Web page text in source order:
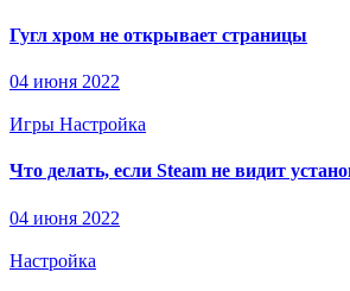
Гугл хром не открывает страницы
04 июня 2022
Игры Настройка
Что делать, если Steam не видит
04 июня 2022
Настройка